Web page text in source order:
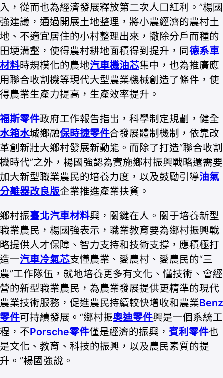
入，從而也為經濟發展釋放第二次人口紅利。”楊國
強建議，通過開展土地整理，將小農經濟的農村土
地、不適宜居住的小村整理出來，撤除分戶而種的
田埂溝壑，使得農村耕地面積得到提升，同德系車
材料時規模化的農地汽車機油芯集中，也為推廣應
用聯合收割機等現代大型農業機械創造了條件，使
得農業生產力提高，生產效率提升。
福斯零件政府工作報告指出，科學制定規劃，健全
水箱水城鄉融保時捷零件合發展體制機制，依靠改
革創新壯大鄉村發展新動能。而除了打造“聯合收割
機時代”之外，楊國強認為實施鄉村振興戰略還需要
加大新型職業農民的培養力度，以及鼓勵引導油氣
分離器改良版企業推進產業扶貧。
鄉村振臺北汽車材料興，關鍵在人。關于培養新型
職業農民，楊國強表示，職業教育要為鄉村振興戰
略提供人才保障、智力支持和技術支撐，應積極打
造一汽車冷氣芯支懂農業、愛農村、愛農民的“三
農”工作隊伍，就地培養更多有文化、懂技術、會經
營的新型職業農民，為農業發展提供更精準的現代
農業技術服務，促進農民持續較快增收和農業Benz
零件可持續發展。“鄉村振奧迪零件興是一個系統工
程，不Porsche零件僅是經濟的振興， 賓利零件也
是文化、教育、科技的振興，以及農民素質的提
升。”楊國強說。